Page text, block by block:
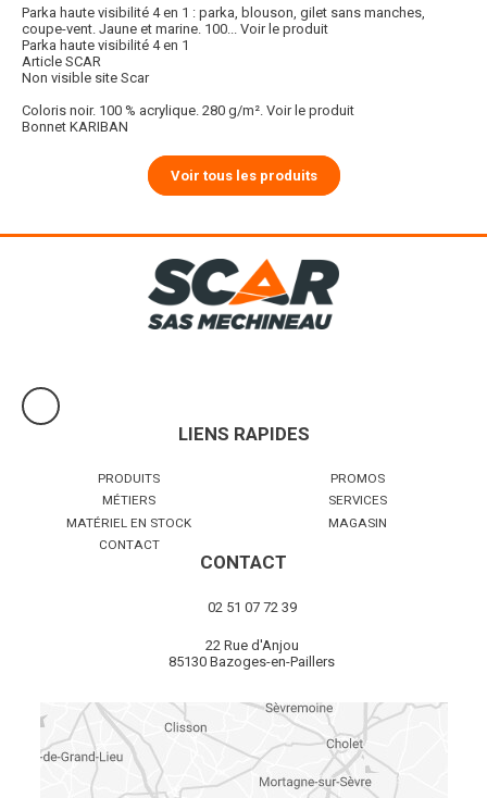
Parka haute visibilité 4 en 1 : parka, blouson, gilet sans manches,
coupe-vent. Jaune et marine. 100... Voir le produit
Parka haute visibilité 4 en 1
Article SCAR
Non visible site Scar
Coloris noir. 100 % acrylique. 280 g/m². Voir le produit
Bonnet KARIBAN
Voir tous les produits
LIENS RAPIDES
PRODUITS
PROMOS
MÉTIERS
SERVICES
MATÉRIEL EN STOCK
MAGASIN
CONTACT
CONTACT
02 51 07 72 39
22 Rue d'Anjou
85130 Bazoges-en-Paillers